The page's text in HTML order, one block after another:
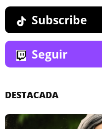
Subscribe
Seguir
DESTACADA